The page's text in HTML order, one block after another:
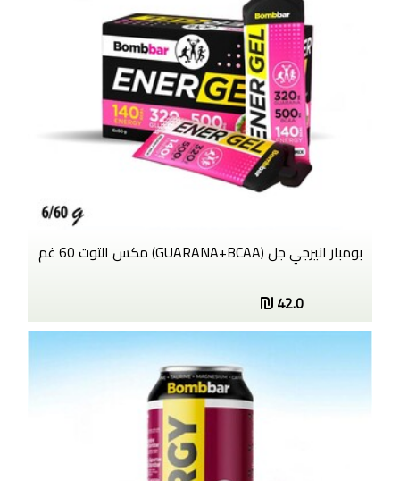
بومبار انيرجي جل (GUARANA+BCAA) مكس التوت 60 غم
42.0